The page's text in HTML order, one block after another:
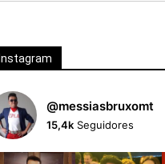
@messiasbruxomt
15,4k Seguidores